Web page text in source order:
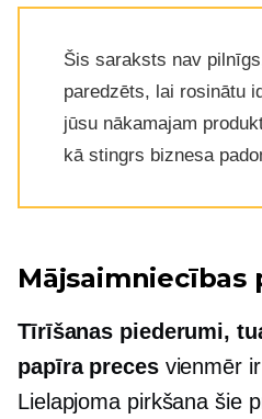
Šis saraksts nav
paredzēts, lai rosinātu
jūsu nākamajam
kā stingrs biznesa
Mājsaimniecības
Tīrīšanas piederumi,
papīra precesvienmēr
Lielapjoma pirkšana šie